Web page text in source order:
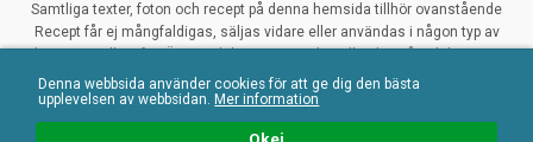
Denna webbsida använder cookies för att ge dig den bästa
upplevelsen av webbsidan.Mer information
Samtliga texter, foton och recept på denna hemsida tillhör ovanstående
Recept får ej mångfaldigas, säljas vidare eller användas i någon typ av
All Rights Reserved
Naturliga ekologiska certifierade råvaror